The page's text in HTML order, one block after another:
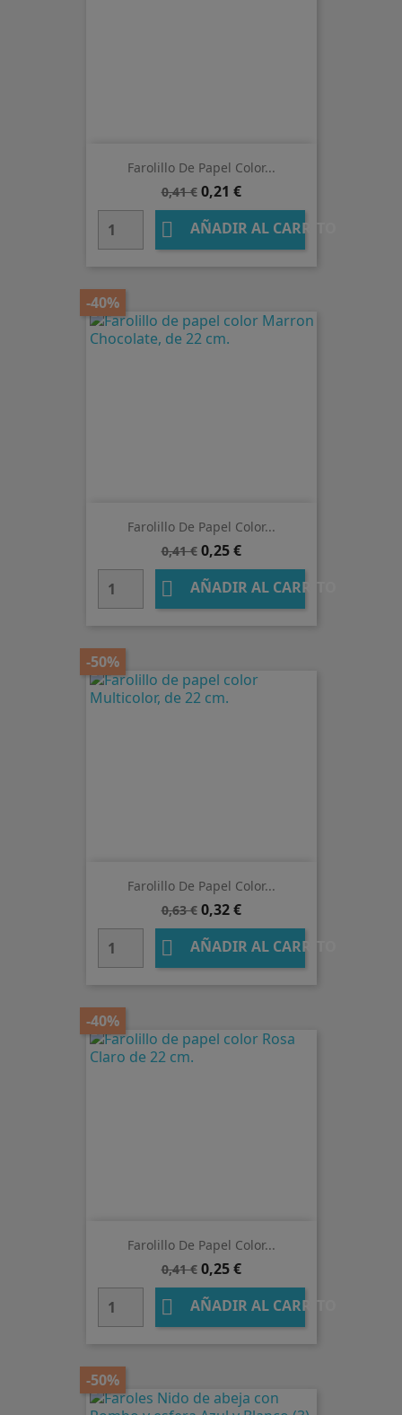
Farolillo De Papel Color...
Precio
base
0,41 € Precio
0,21 €
 AÑADIR AL CARRITO
Farolillo De Papel Color...
Precio
base
0,41 €
-40%
Precio
0,25 €
 AÑADIR AL CARRITO
Farolillo De Papel Color...
Precio
base
0,63 €
-50%
Precio
0,32 €
 AÑADIR AL CARRITO
Farolillo De Papel Color...
Precio
base
0,41 €
-40%
Precio
0,25 €
 AÑADIR AL CARRITO
-50%